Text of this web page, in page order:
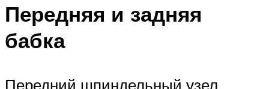
Передняя и задняя
бабка
Передний шпиндельный узел